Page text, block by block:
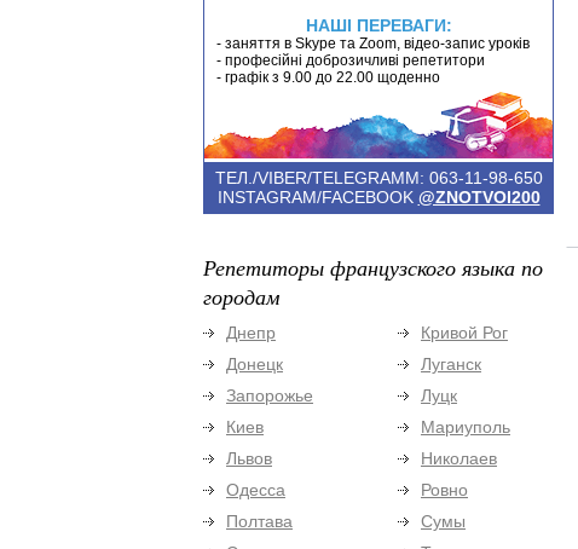
НАШІ ПЕРЕВАГИ:
- заняття в Skype та Zoom, відео-запис уроків
- професійні доброзичливі репетитори
- графік з 9.00 до 22.00 щоденно
ТЕЛ./VIBER/TELEGRAMM: 063-11-98-650
INSTAGRAM/FACEBOOK @ZNOTVOI200
Репетиторы французского языка по
городам
Днепр
Донецк
Запорожье
Киев
Львов
Одесса
Полтава
Кривой Рог
Луганск
Луцк
Мариуполь
Николаев
Ровно
Сумы